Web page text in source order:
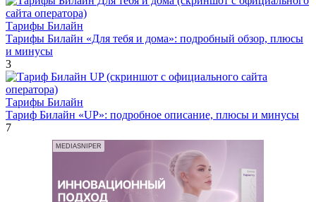
Тарифы Билайн
Тарифы Билайн «Для тебя и дома»: подробный обзор, плюсы
и минусы
3
Тарифы Билайн
Тариф Билайн «UP»: подробное описание, плюсы и минусы
7
MEDIASNIPER